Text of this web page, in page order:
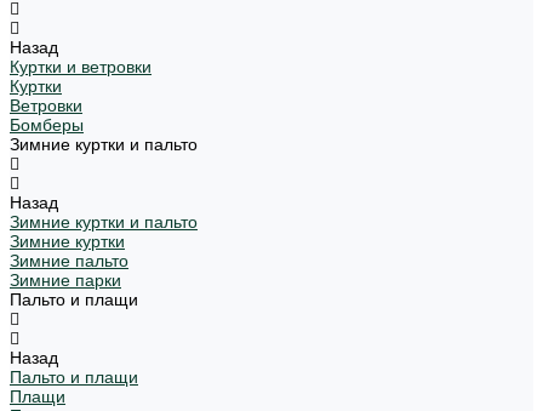
Назад
Куртки и ветровки
Куртки
Ветровки
Бомберы
Зимние куртки и пальто
Назад
Зимние куртки и пальто
Зимние куртки
Зимние пальто
Зимние парки
Пальто и плащи
Назад
Пальто и плащи
Плащи